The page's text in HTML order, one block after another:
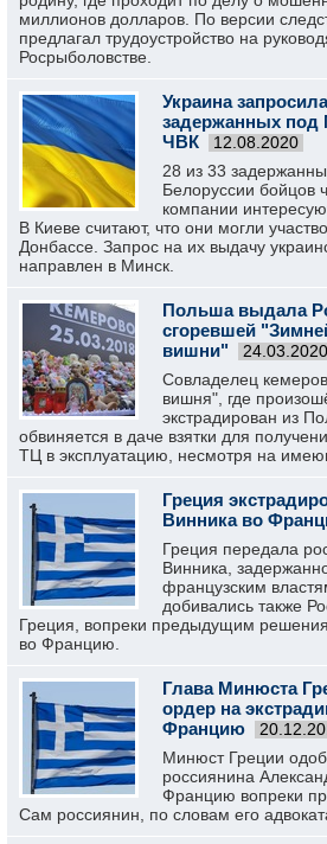
миллионов долларов. По версии
предлагал трудоустройство на
Росрыболовстве.
Украина
задержанных под
ЧВК
12.08.2020
28 из 33
Белоруссии бойцов
компании
В Киеве считают, что они могли
Донбассе. Запрос на их выдачу
направлен в Минск.
Польша выдала
сгоревшей
вишни"
24.03.2020
Совладелец
вишня", где
экстрадирован из
обвиняется в даче взятки для
ТЦ в эксплуатацию, несмотря на
Греция
Винника во
Греция передала
Винника,
французским
добивались также
Греция, вопреки предыдущим
во Францию.
Глава Минюста
ордер на
Францию
Минюст Греции
россиянина
Францию вопреки
Сам россиянин, по словам его